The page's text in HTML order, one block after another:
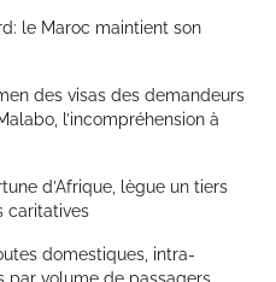
le Maroc maintient son
des visas des demandeurs
l’incompréhension à
d’Afrique, lègue un tiers
caritatives
domestiques, intra-